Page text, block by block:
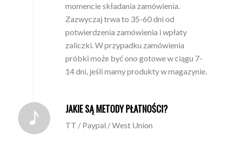
momencie składania zamówienia.
Zazwyczaj trwa to 35-60 dni od
potwierdzenia zamówienia i wpłaty
zaliczki. W przypadku zamówienia
próbki może być ono gotowe w ciągu 7-
14 dni, jeśli mamy produkty w magazynie.
JAKIE SĄ METODY PŁATNOŚCI?
TT / Paypal / West Union